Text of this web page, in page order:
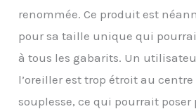
renommée. Ce produit est
pour sa taille unique qui
à tous les gabarits. Un
l’oreiller est trop étroit au
souplesse, ce qui pourrait poser